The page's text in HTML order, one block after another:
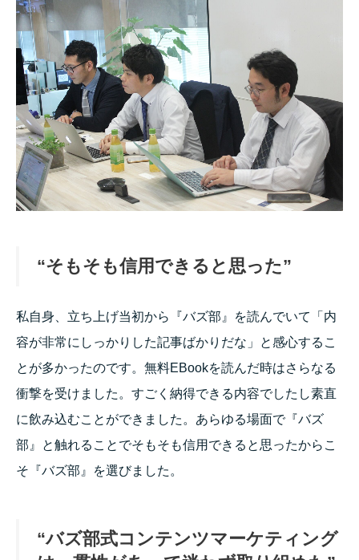
“そもそも信用できると思った”
私自身、立ち上げ当初から『バズ部』を読んでいて「内
容が非常にしっかりした記事ばかりだな」と感心するこ
とが多かったのです。無料EBookを読んだ時はさらなる
衝撃を受けました。すごく納得できる内容でしたし素直
に飲み込むことができました。あらゆる場面で『バズ
部』と触れることでそもそも信用できると思ったからこ
そ『バズ部』を選びました。
“バズ部式コンテンツマーケティング